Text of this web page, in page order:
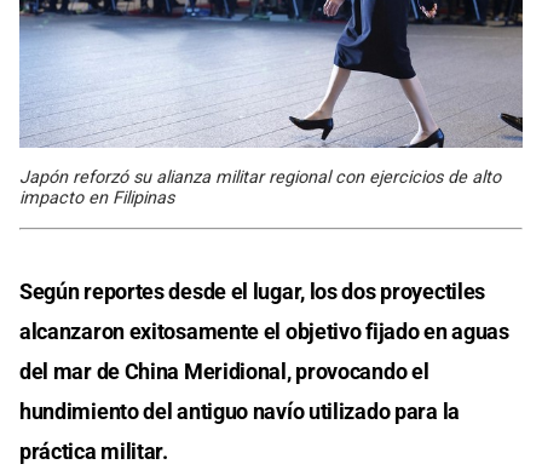
Japón reforzó su alianza militar regional con ejercicios de alto
impacto en Filipinas
Según reportes desde el lugar, los dos proyectiles
alcanzaron exitosamente el objetivo fijado en aguas
del mar de China Meridional, provocando el
hundimiento del antiguo navío utilizado para la
práctica militar.